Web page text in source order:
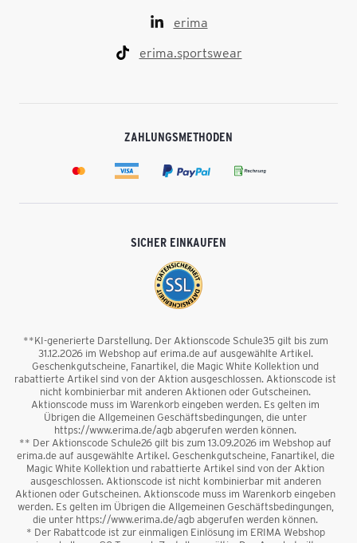
erima
erima.sportswear
ZAHLUNGSMETHODEN
SICHER EINKAUFEN
**KI-generierte Darstellung. Der Aktionscode Schule35 gilt bis zum
31.12.2026 im Webshop auf erima.de auf ausgewählte Artikel.
Geschenkgutscheine, Fanartikel, die Magic White Kollektion und
rabattierte Artikel sind von der Aktion ausgeschlossen. Aktionscode ist
nicht kombinierbar mit anderen Aktionen oder Gutscheinen.
Aktionscode muss im Warenkorb eingeben werden. Es gelten im
Übrigen die Allgemeinen Geschäftsbedingungen, die unter
https://www.erima.de/agb abgerufen werden können.
** Der Aktionscode Schule26 gilt bis zum 13.09.2026 im Webshop auf
erima.de auf ausgewählte Artikel. Geschenkgutscheine, Fanartikel, die
Magic White Kollektion und rabattierte Artikel sind von der Aktion
ausgeschlossen. Aktionscode ist nicht kombinierbar mit anderen
Aktionen oder Gutscheinen. Aktionscode muss im Warenkorb eingeben
werden. Es gelten im Übrigen die Allgemeinen Geschäftsbedingungen,
die unter https://www.erima.de/agb abgerufen werden können.
* Der Rabattcode ist zur einmaligen Einlösung im ERIMA Webshop